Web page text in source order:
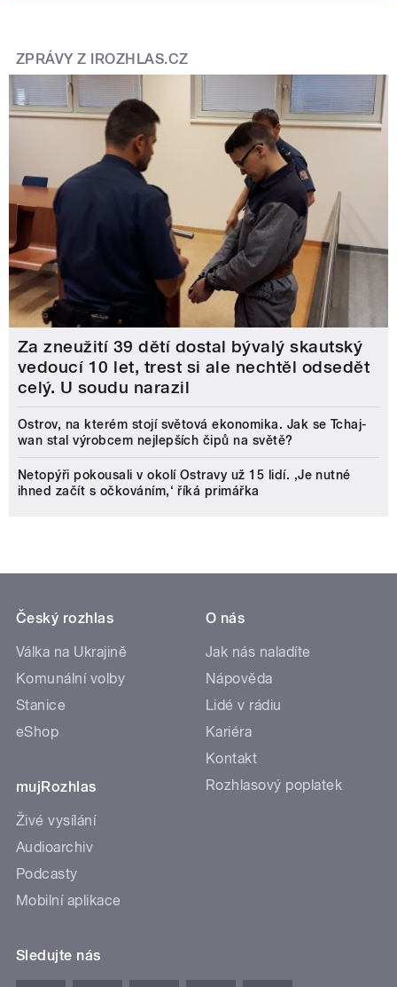
ZPRÁVY Z IROZHLAS.CZ
Za zneužití 39 dětí dostal bývalý skautský
vedoucí 10 let, trest si ale nechtěl odsedět
celý. U soudu narazil
Ostrov, na kterém stojí světová ekonomika. Jak se Tchaj-
wan stal výrobcem nejlepších čipů na světě?
Netopýři pokousali v okolí Ostravy už 15 lidí. ‚Je nutné
ihned začít s očkováním,‘ říká primářka
Český rozhlas
Válka na Ukrajině
Komunální volby
Stanice
eShop
mujRozhlas
Živé vysílání
Audioarchiv
Podcasty
Mobilní aplikace
O nás
Jak nás naladíte
Nápověda
Lidé v rádiu
Kariéra
Kontakt
Rozhlasový poplatek
Sledujte nás